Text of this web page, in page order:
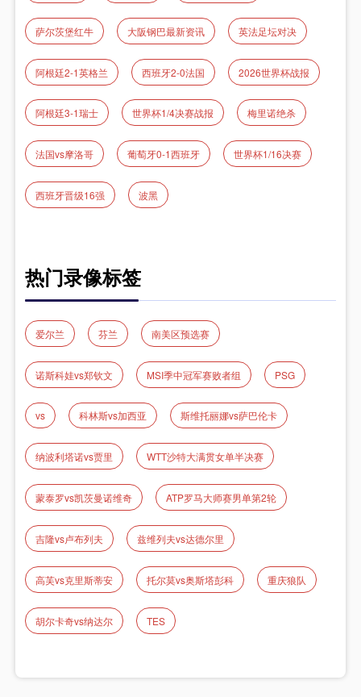
萨尔茨堡红牛 大阪钢巴最新资讯 英法足坛对决
阿根廷2-1英格兰 西班牙2-0法国 2026世界杯战报
阿根廷3-1瑞士 世界杯1/4决赛战报 梅里诺绝杀
法国vs摩洛哥 葡萄牙0-1西班牙 世界杯1/16决赛
西班牙晋级16强 波黑
热门录像标签
爱尔兰 芬兰 南美区预选赛
诺斯科娃vs郑钦文 MSI季中冠军赛败者组 PSG
vs 科林斯vs加西亚 斯维托丽娜vs萨巴伦卡
纳波利塔诺vs贾里 WTT沙特大满贯女单半决赛
蒙泰罗vs凯茨曼诺维奇 ATP罗马大师赛男单第2轮
吉隆vs卢布列夫 兹维列夫vs达德尔里
高芙vs克里斯蒂安 托尔莫vs奥斯塔彭科 重庆狼队
胡尔卡奇vs纳达尔 TES